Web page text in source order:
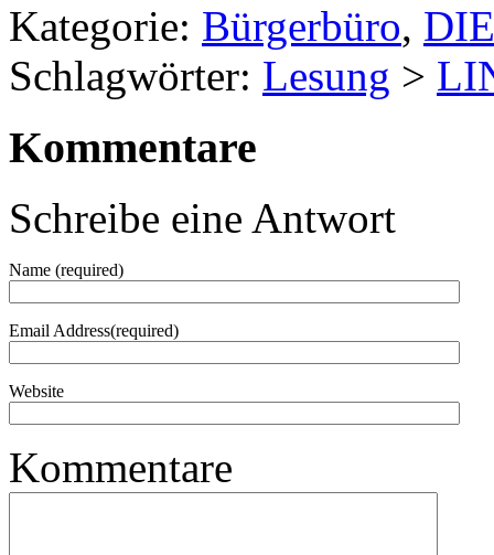
Kategorie: Bürgerbüro,
Schlagwörter: Lesung >
Kommentare
Schreibe eine Antwort
Name (required)
Email Address(required)
Website
Kommentare